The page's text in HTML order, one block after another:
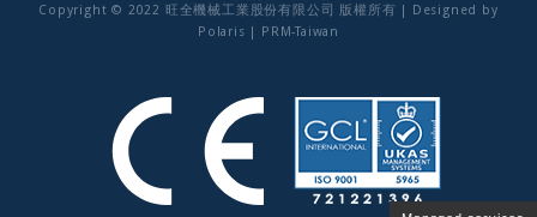
Copyright © 2022 旺全機械工業股份有限公司 版權所有 | Designed by
Polaris
PRM-Taiwan